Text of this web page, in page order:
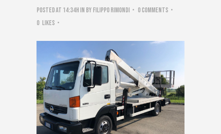
Posted at 14:34hin by Filippo Rimondi
0 Comments
0 Likes